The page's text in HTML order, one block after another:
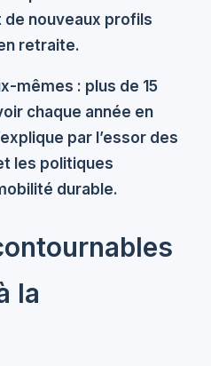
nouveaux profils
retraite.
mêmes : plus de 15
chaque année en
par l’essor des
les politiques
durable.
la